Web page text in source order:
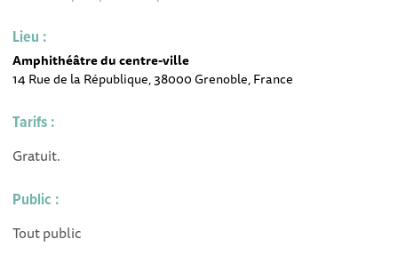
Lieu :
Amphithéâtre du centre-ville
14 Rue de la République, 38000 Grenoble, France
Tarifs :
Gratuit.
Public :
Tout public